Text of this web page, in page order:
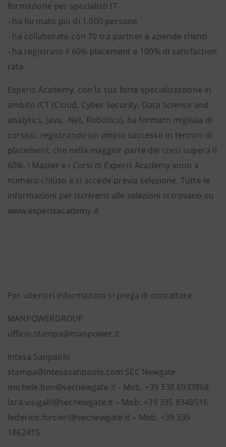
formazione per specialisti IT
- ha formato più di 1.000 persone
- ha collaborato con 70 tra partner e aziende clienti
- ha registrato il 60% placement e 100% di satisfaction
rate.
Experis Academy, con la sua forte specializzazione in
ambito ICT (Cloud, Cyber Security, Data Science and
analytics, Java, .Net, Robotics), ha formato migliaia di
corsisti, registrando un ampio successo in termini di
placement, che nella maggior parte dei corsi supera il
60%. I Master e i Corsi di Experis Academy sono a
numero chiuso e si accede previa selezione. Tutte le
informazioni per iscriversi alle selezioni si trovano su
www.experisacademy.it
Per ulteriori informazioni si prega di contattare:
MANPOWERGROUP
ufficio.stampa@manpower.it
Intesa Sanpaolo
stampa@intesasanpaolo.com SEC Newgate
michele.bon@secnewgate.it - Mob. +39 338 6933868
lara.visigalli@secnewgate.it – Mob. +39 335 8348516
federico.forcieri@secnewgate.it – Mob. +39 335
1862415